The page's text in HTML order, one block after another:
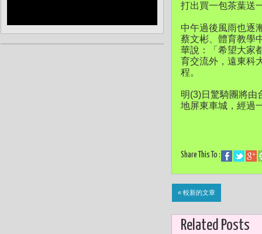
打出買一包茶葉送
中午過後風雨也逐
蔡文彬、體育教學
華說：「希望大家
育交流外，遠東科
程。
明(3)日驚騎團將由
地屏東車城，經過
Share This To :
« 較新的文章
Related Posts